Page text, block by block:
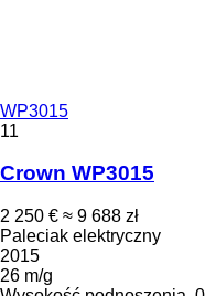
WP3015
11
Crown WP3015
2 250 € ≈ 9 688 zł
Paleciak elektryczny
2015
26 m/g